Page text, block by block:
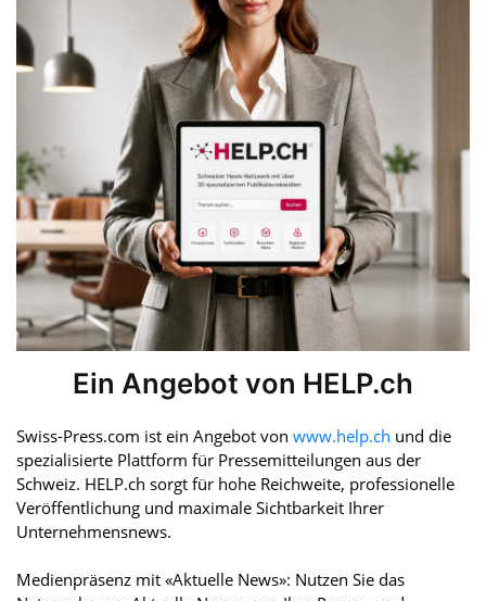
Ein Angebot von HELP.ch
Swiss-Press.com ist ein Angebot von www.help.ch und die
spezialisierte Plattform für Pressemitteilungen aus der
Schweiz. HELP.ch sorgt für hohe Reichweite, professionelle
Veröffentlichung und maximale Sichtbarkeit Ihrer
Unternehmensnews.
Medienpräsenz mit «Aktuelle News»: Nutzen Sie das